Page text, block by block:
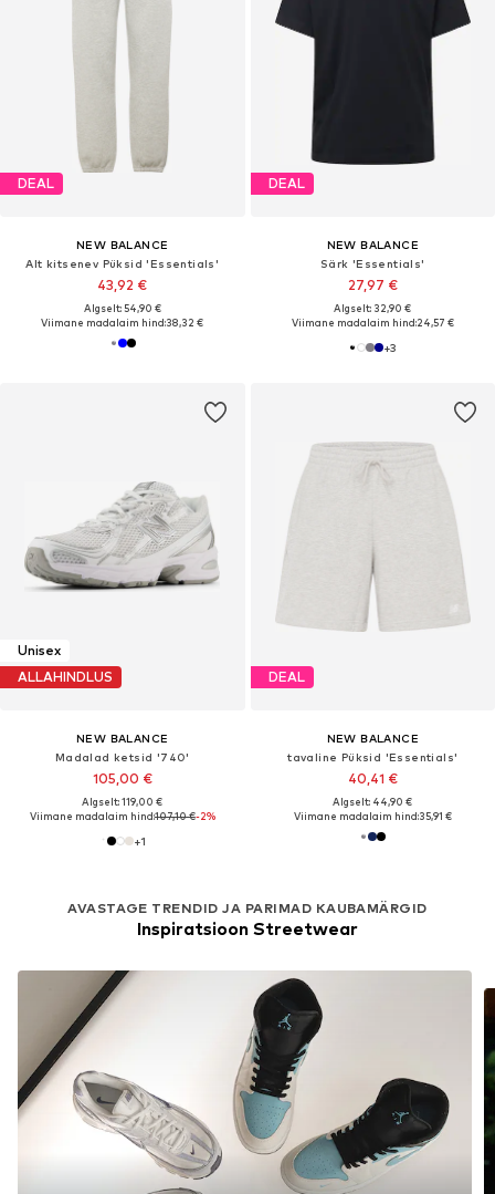
DEAL
NEW BALANCE
Alt kitsenev Püksid 'Essentials'
43,92 €
Algselt: 54,90 €
Viimane madalaim hind:38,32 €
DEAL
NEW BALANCE
Särk 'Essentials'
27,97 €
Algselt: 32,90 €
Viimane madalaim hind:24,57 €
+3
Unisex
ALLAHINDLUS
NEW BALANCE
Madalad ketsid '740'
105,00 €
Algselt: 119,00 €
Viimane madalaim hind:107,10 €-2%
+1
AVASTAGE TRENDID JA PARIMAD KAUBAMÄRGID
Inspiratsioon Streetwear
DEAL
NEW BALANCE
tavaline Püksid 'Essentials'
40,41 €
Algselt: 44,90 €
Viimane madalaim hind:35,91 €